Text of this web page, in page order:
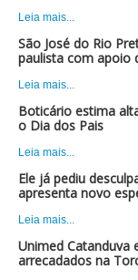
Leia mais...
São José do Rio
paulista com apoio
Leia mais...
Boticário estima
o Dia dos Pais
Leia mais...
Ele já pediu
apresenta novo
Leia mais...
Unimed Catanduva
arrecadados na